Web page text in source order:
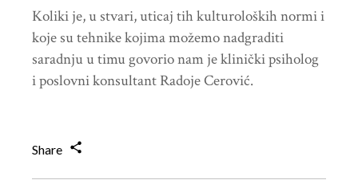
Koliki je, u stvari, uticaj tih kulturoloških normi i
koje su tehnike kojima možemo nadgraditi
saradnju u timu govorio nam je klinički psiholog
i poslovni konsultant Radoje Cerović.
Share